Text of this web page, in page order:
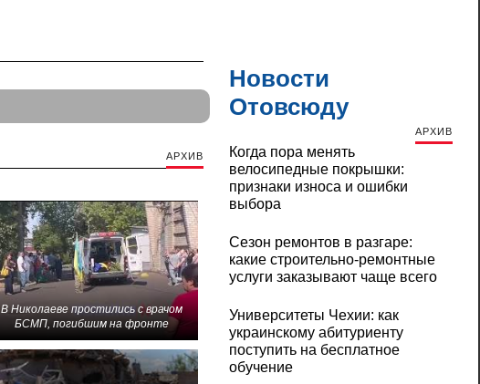
АРХИВ
В Николаеве простились с врачом
БСМП, погибшим на фронте
Новости
Отовсюду
АРХИВ
Когда пора менять
велосипедные покрышки:
признаки износа и ошибки
выбора
Сезон ремонтов в разгаре:
какие строительно-ремонтные
услуги заказывают чаще всего
Университеты Чехии: как
украинскому абитуриенту
поступить на бесплатное
обучение